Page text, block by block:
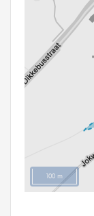
100 m